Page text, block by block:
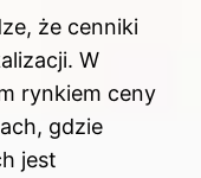
że cenniki
W
rynkiem ceny
gdzie
jest